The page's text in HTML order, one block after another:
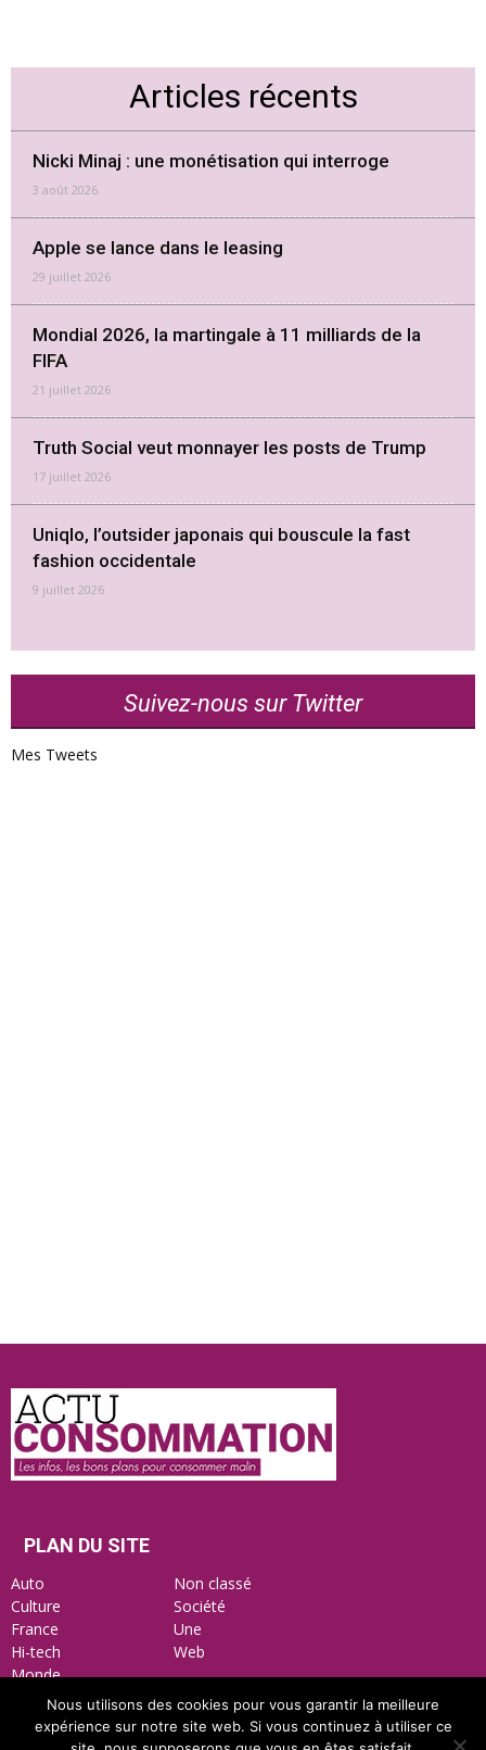
Articles récents
Nicki Minaj : une monétisation qui interroge
3 août 2026
Apple se lance dans le leasing
29 juillet 2026
Mondial 2026, la martingale à 11 milliards de la
FIFA
21 juillet 2026
Truth Social veut monnayer les posts de Trump
17 juillet 2026
Uniqlo, l’outsider japonais qui bouscule la fast
fashion occidentale
9 juillet 2026
Suivez-nous sur Twitter
Mes Tweets
PLAN DU SITE
Auto
Non classé
Culture
Société
France
Une
Hi-tech
Web
Monde
Nous utilisons des cookies pour vous garantir la meilleure
expérience sur notre site web. Si vous continuez à utiliser ce